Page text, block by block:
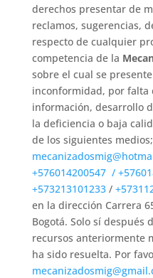
derechos presentar de
reclamos, sugerencias,
respecto de cualquier
competencia de la
sobre el cual se
inconformidad, por falta
información, desarrollo
la deficiencia o baja
de los siguientes
+576014200547 /
+573213101233/
en la dirección Carrera
Bogotá. Solo sí después
recursos anteriormente
ha sido resuelta. Por